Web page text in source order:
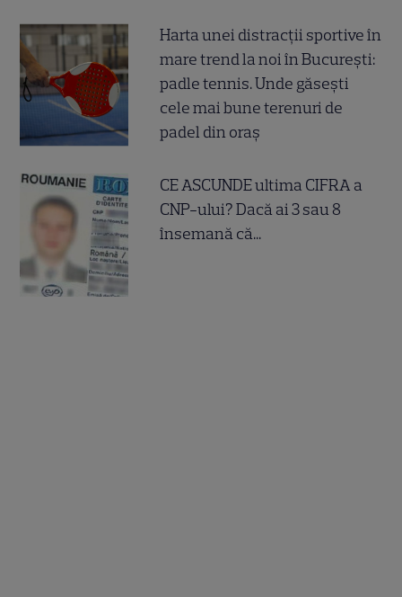
Harta unei distracții sportive în
mare trend la noi în București:
padle tennis. Unde găsești
cele mai bune terenuri de
padel din oraș
CE ASCUNDE ultima CIFRA a
CNP-ului? Dacă ai 3 sau 8
însemană că...